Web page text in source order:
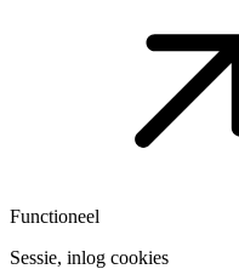
Functioneel
Sessie, inlog cookies